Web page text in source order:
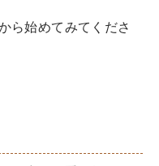
ら始めてみてくださ